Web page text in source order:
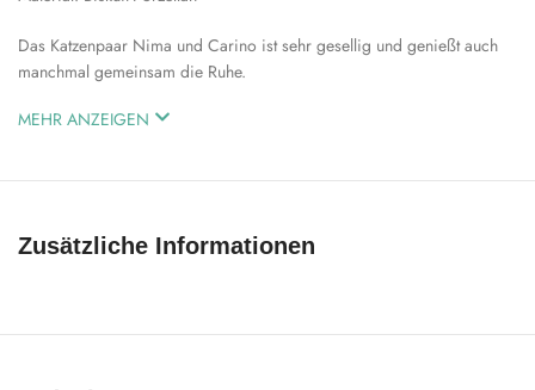
Das Katzenpaar Nima und Carino ist sehr gesellig und genießt auch
manchmal gemeinsam die Ruhe.
MEHR ANZEIGEN
Zusätzliche Informationen